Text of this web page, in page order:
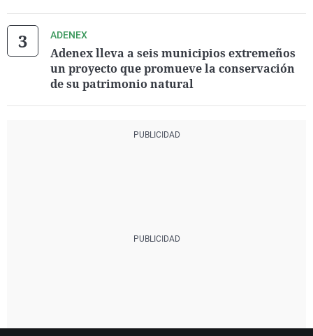
ADENEX
Adenex lleva a seis municipios extremeños
un proyecto que promueve la conservación
de su patrimonio natural